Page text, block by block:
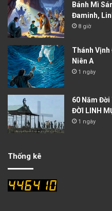
Bánh Mì
Đaminh,
8 giờ
Thánh Vịnh
Niên A
1 ngày
60 Năm Đời
ĐỜI LINH
1 ngày
Thống kê